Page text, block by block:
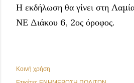
Η εκδήλωση θα γίνει στη
ΝΕ Διάκου 6, 2ος όροφος.
Κοινή χρήση